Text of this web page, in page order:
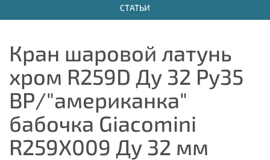
СТАТЬИ
Кран шаровой латунь
хром R259D Ду 32 Ру35
ВР/"американка"
бабочка Giacomini
R259X009 Ду 32 мм